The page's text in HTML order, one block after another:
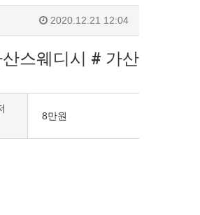
2020.12.21 12:04
스웨디시 # 가산
8만원